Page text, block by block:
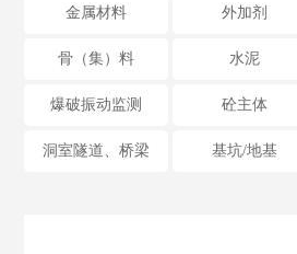
金属材料 外加剂
骨（集）料 水泥
爆破振动监测 砼主体
洞室隧道、桥梁 基坑/地基